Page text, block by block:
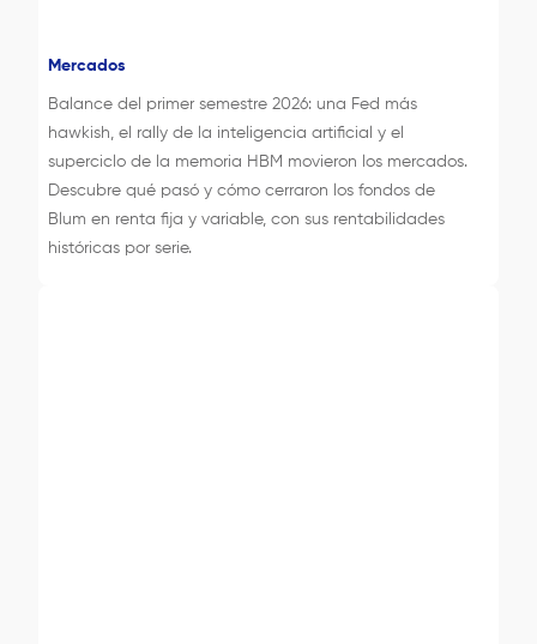
Mercados
Balance del primer semestre 2026: una Fed más
hawkish, el rally de la inteligencia artificial y el
superciclo de la memoria HBM movieron los mercados.
Descubre qué pasó y cómo cerraron los fondos de
Blum en renta fija y variable, con sus rentabilidades
históricas por serie.